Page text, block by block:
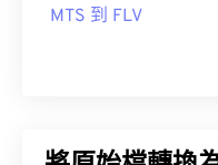
MTS 到 FLV